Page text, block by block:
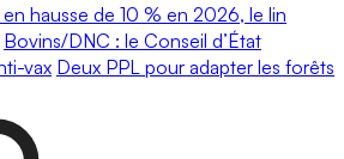
hausse de 10 % en 2026, le lin
Bovins/DNC : le Conseil d’État
vax Deux PPL pour adapter les forêts